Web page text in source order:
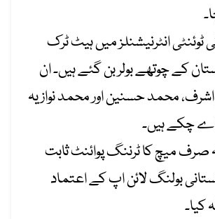
انٹرنیشنلز میں ہیٹ ٹرک
کے چوتھے بولر بن گئے ہیں۔ ان
محمد حسنین اور محمد نواز یہ
دے چکے ہیں۔
صرف میچ کا ٹرننگ پوائنٹ ثابت
بولنگ لائن اپ کے اعتماد
کیا۔